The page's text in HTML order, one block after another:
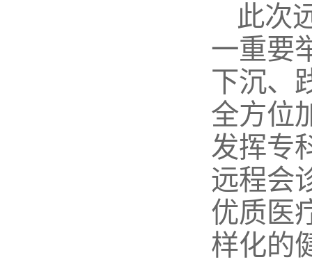
此次
一重要
下沉、
全方位
发挥专
远程会
优质医
样化的